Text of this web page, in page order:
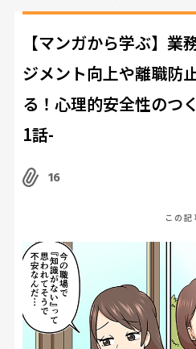
【マンガから学ぶ】業
ジメント向上や離職防
る！心理的安全性のつ
1話-
16
この記